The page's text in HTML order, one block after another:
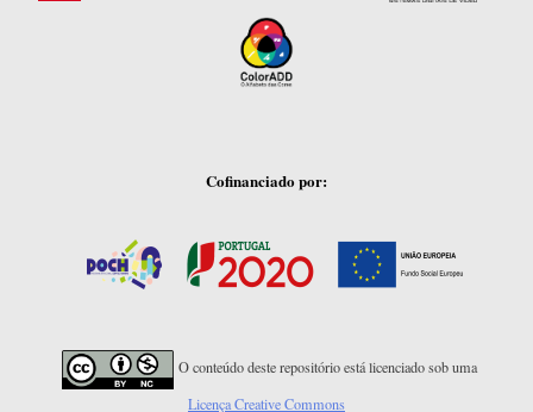
Cofinanciado por:
O conteúdo deste repositório está licenciado sob uma
Licença Creative Commons